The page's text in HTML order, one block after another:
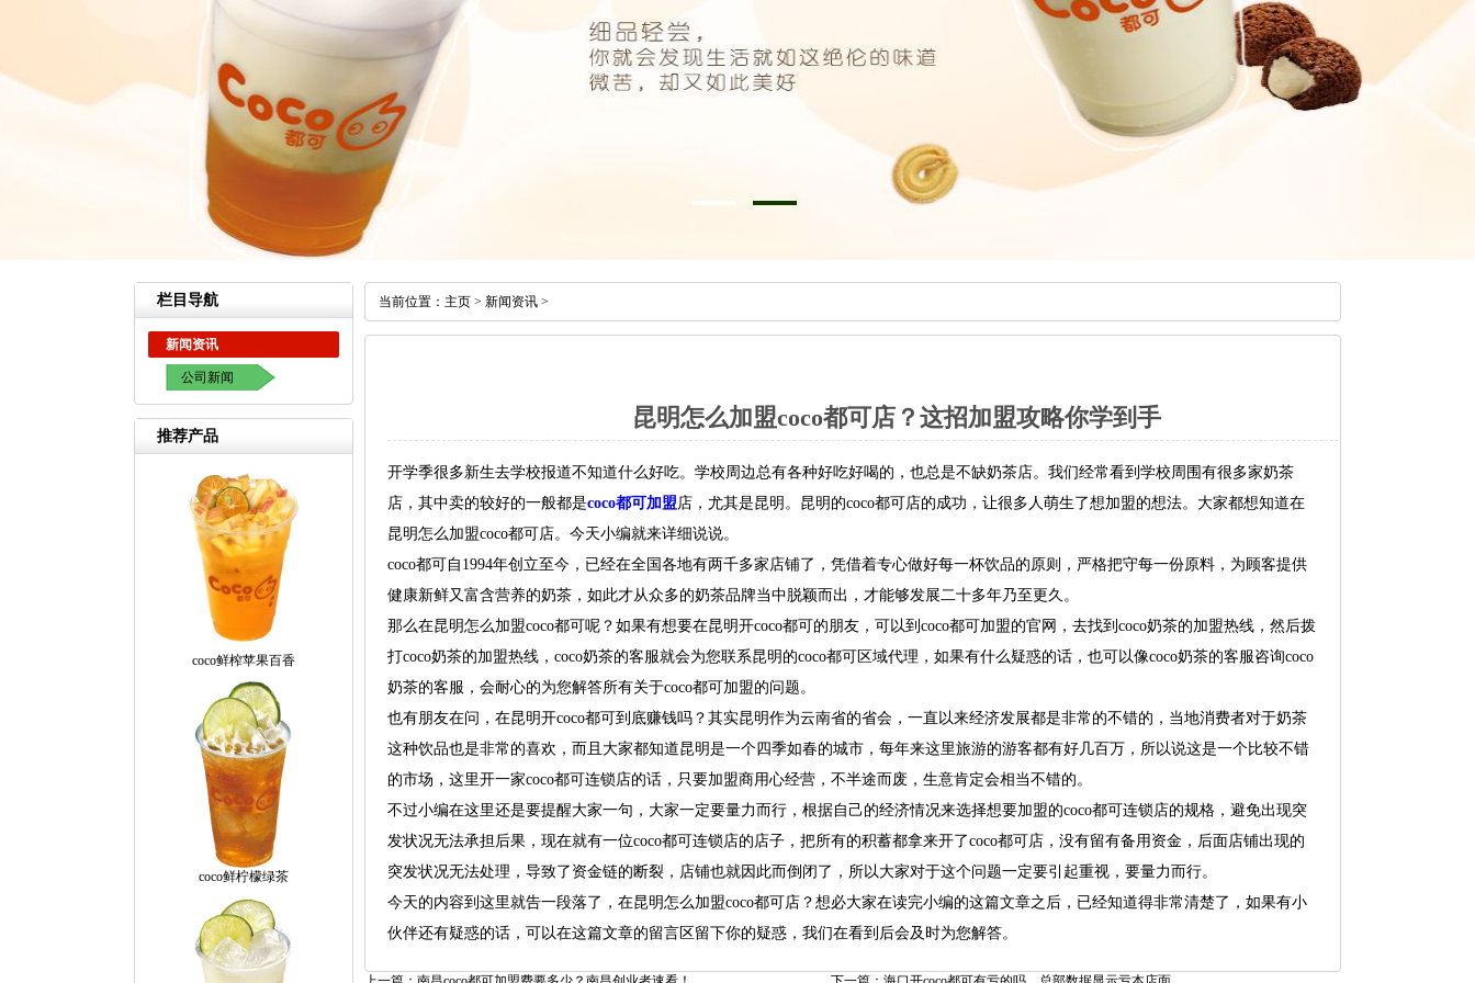
栏目导航
新闻资讯
公司新闻
推荐产品
coco鲜榨苹果百香
coco鲜柠檬绿茶
当前位置： 主页 > 新闻资讯 >
昆明怎么加盟coco都可店？这招加盟攻略你学到手
开学季很多新生去学校报道不知道什么好吃。学校周边总有各种好吃好喝的，也总是不缺奶茶店。我们经常看到学校周围有很多家奶茶
店，其中卖的较好的一般都是coco都可加盟店，尤其是昆明。昆明的coco都可店的成功，让很多人萌生了想加盟的想法。大家都想知道在
昆明怎么加盟coco都可店。今天小编就来详细说说。
coco都可自1994年创立至今，已经在全国各地有两千多家店铺了，凭借着专心做好每一杯饮品的原则，严格把守每一份原料，为顾客提供
健康新鲜又富含营养的奶茶，如此才从众多的奶茶品牌当中脱颖而出，才能够发展二十多年乃至更久。
那么在昆明怎么加盟coco都可呢？如果有想要在昆明开coco都可的朋友，可以到coco都可加盟的官网，去找到coco奶茶的加盟热线，然后拨
打coco奶茶的加盟热线，coco奶茶的客服就会为您联系昆明的coco都可区域代理，如果有什么疑惑的话，也可以像coco奶茶的客服咨询coco
奶茶的客服，会耐心的为您解答所有关于coco都可加盟的问题。
也有朋友在问，在昆明开coco都可到底赚钱吗？其实昆明作为云南省的省会，一直以来经济发展都是非常的不错的，当地消费者对于奶茶
这种饮品也是非常的喜欢，而且大家都知道昆明是一个四季如春的城市，每年来这里旅游的游客都有好几百万，所以说这是一个比较不错
的市场，这里开一家coco都可连锁店的话，只要加盟商用心经营，不半途而废，生意肯定会相当不错的。
不过小编在这里还是要提醒大家一句，大家一定要量力而行，根据自己的经济情况来选择想要加盟的coco都可连锁店的规格，避免出现突
发状况无法承担后果，现在就有一位coco都可连锁店的店子，把所有的积蓄都拿来开了coco都可店，没有留有备用资金，后面店铺出现的
突发状况无法处理，导致了资金链的断裂，店铺也就因此而倒闭了，所以大家对于这个问题一定要引起重视，要量力而行。
今天的内容到这里就告一段落了，在昆明怎么加盟coco都可店？想必大家在读完小编的这篇文章之后，已经知道得非常清楚了，如果有小
伙伴还有疑惑的话，可以在这篇文章的留言区留下你的疑惑，我们在看到后会及时为您解答。